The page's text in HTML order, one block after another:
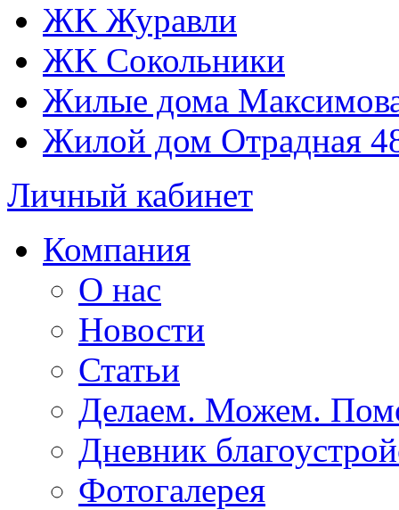
ЖК Журавли
ЖК Сокольники
Жилые дома
Жилой дом Отрадная
Личный кабинет
Компания
О нас
Новости
Статьи
Делаем. Можем.
Дневник
Фотогалерея